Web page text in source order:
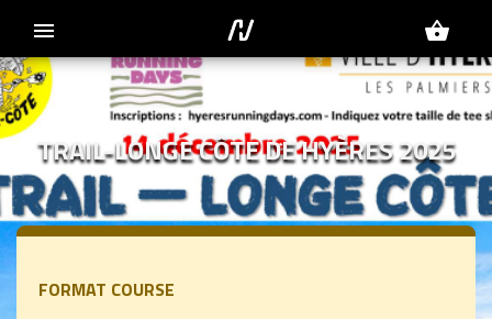
menu shopping_basket
TRAIL-LONGE CÔTE DE HYÈRES 2025
FORMAT COURSE